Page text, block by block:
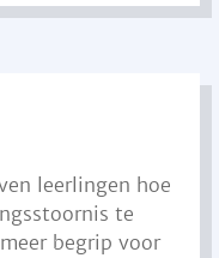
leerlingen hoe
te
begrip voor